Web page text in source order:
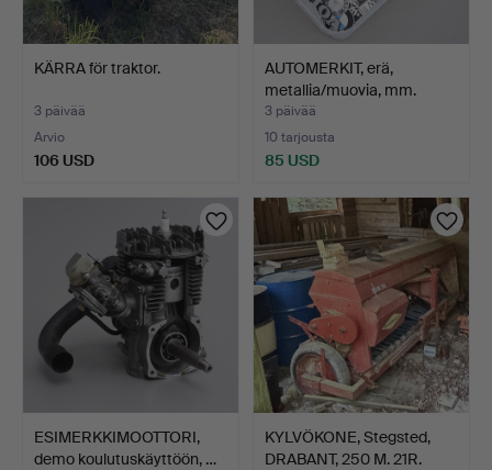
KÄRRA för traktor.
3 päivää
Arvio
106 USD
AUTOMERKIT, erä,
metallia/muovia, mm.
Merc…
3 päivää
10 tarjousta
85 USD
ESIMERKKIMOOTTORI,
demo koulutuskäyttöön, …
KYLVÖKONE, Stegsted,
DRABANT, 250 M. 21R.